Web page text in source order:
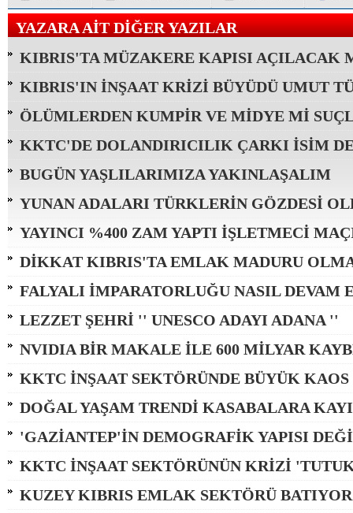
YAZARA AİT DİĞER YAZILAR
KIBRIS'TA MÜZAKERE KAPISI AÇILACAK
KIBRIS'IN İNŞAAT KRİZİ BÜYÜDÜ UMUT
ÖLÜMLERDEN KUMPİR VE MİDYE Mİ
KKTC'DE DOLANDIRICILIK ÇARKI İSİM
BUGÜN YAŞLILARIMIZA YAKINLAŞALIM
YUNAN ADALARI TÜRKLERİN GÖZDESİ
YAYINCI %400 ZAM YAPTI İŞLETMECİ
DİKKAT KIBRIS'TA EMLAK MADURU
FALYALI İMPARATORLUĞU NASIL DEVAM
LEZZET ŞEHRİ '' UNESCO ADAYI ADANA ''
NVIDIA BİR MAKALE İLE 600 MİLYAR
KKTC İNŞAAT SEKTÖRÜNDE BÜYÜK KAOS
DOĞAL YAŞAM TRENDİ KASABALARA
'GAZİANTEP'İN DEMOGRAFİK YAPISI
KKTC İNŞAAT SEKTÖRÜNÜN KRİZİ
KUZEY KIBRIS EMLAK SEKTÖRÜ